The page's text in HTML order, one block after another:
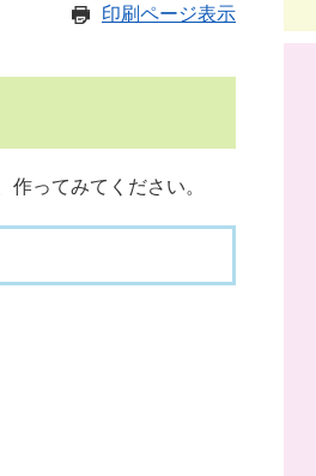
印刷ページ表示
ってみてください。